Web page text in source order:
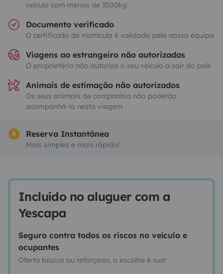
veículo com menos de 3500kg
Documento verificado
O certificado de matrícula é validado pela nossa equipa
Viagens ao estrangeiro não autorizadas
O proprietário não autoriza o seu veículo a sair do país
Animais de estimação não autorizados
Os seus animais de companhia não poderão
acompanhá-lo nesta viagem
Reserva Instantânea
Mais simples e mais rápido!
Incluído no aluguer com a
Yescapa
Seguro contra todos os riscos no veículo e
ocupantes
Oferta básica ou reforçada, a escolha é sua!